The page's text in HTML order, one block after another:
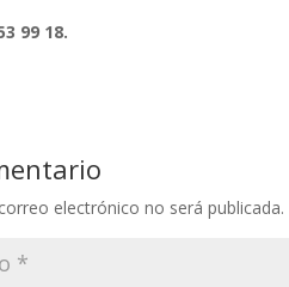
99 18.
electrónico no será publicada.